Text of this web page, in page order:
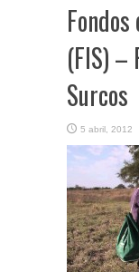
(FIS) –
Surcos
5 abril, 2012